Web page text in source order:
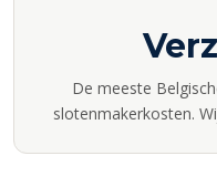
De meeste
slotenmakerkosten.